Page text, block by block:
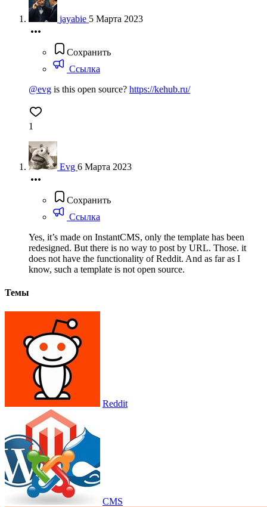
jayabie 5 Марта 2023
Сохранить
Ссылка
@evg is this open source? https://kehub.ru/
1
Evg 6 Марта 2023
Сохранить
Ссылка
Yes, it’s made on InstantCMS, only the template has been
redesigned. But there is no way to post by URL. Those. it
does not have the functionality of Reddit. And as far as I
know, such a template is not open source.
Темы
Reddit
CMS